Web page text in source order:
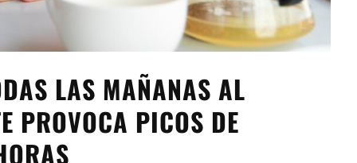
LAS MAÑANAS AL
PROVOCA PICOS DE